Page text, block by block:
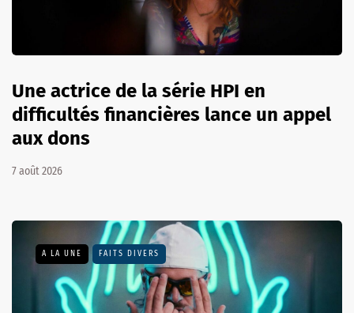
Une actrice de la série HPI en
difficultés financières lance un appel
aux dons
7 août 2026
A LA UNE FAITS DIVERS